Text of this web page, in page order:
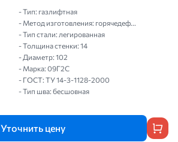
- Тип: газлифтная
- Метод изготовления: горячедеф...
- Тип стали: легированная
- Толщина стенки: 14
- Диаметр: 102
- Марка: 09Г2С
- ГОСТ: ТУ 14-3-1128-2000
- Тип шва: бесшовная
Уточнить цену